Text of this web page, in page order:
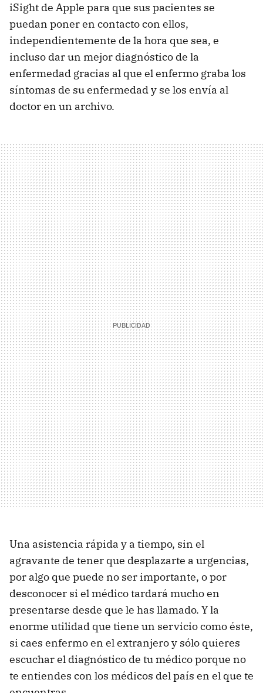
iSight de Apple para que sus pacientes se
puedan poner en contacto con ellos,
independientemente de la hora que sea, e
incluso dar un mejor diagnóstico de la
enfermedad gracias al que el enfermo graba los
síntomas de su enfermedad y se los envía al
doctor en un archivo.
Una asistencia rápida y a tiempo, sin el
agravante de tener que desplazarte a urgencias,
por algo que puede no ser importante, o por
desconocer si el médico tardará mucho en
presentarse desde que le has llamado. Y la
enorme utilidad que tiene un servicio como éste,
si caes enfermo en el extranjero y sólo quieres
escuchar el diagnóstico de tu médico porque no
te entiendes con los médicos del país en el que te